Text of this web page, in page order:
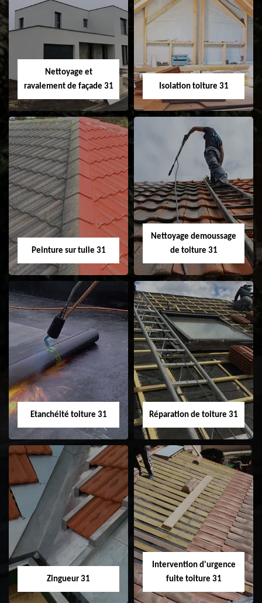
Pose et
changement de
fenêtre de toit et
Velux 31
Nettoyage et pose
Nettoyage et
ravalement de façade 31
Nettoyage et
ravalement de
façade 31
Isolation toiture 31
Isolation toiture 31
Peinture sur tuile 31
Peinture sur tuile
31
Nettoyage demoussage
de toiture 31
Nettoyage
demoussage de
toiture 31
Etanchéité toiture 31
Etanchéité toiture
31
Réparation de toiture 31
Réparation de
toiture 31
Zingueur 31
Intervention d'urgence
fuite toiture 31